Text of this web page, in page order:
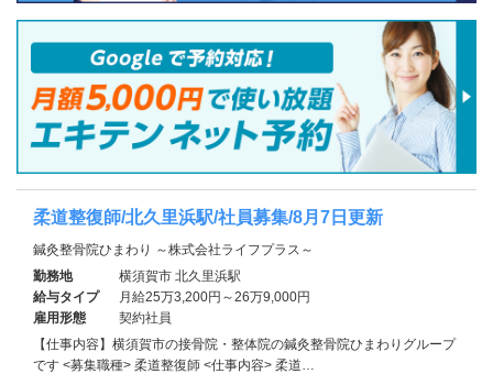
柔道整復師/北久里浜駅/社員募集/8月7日更新
鍼灸整骨院ひまわり ～株式会社ライフプラス～
勤務地
横須賀市 北久里浜駅
給与タイプ
月給25万3,200円～26万9,000円
雇用形態
契約社員
【仕事内容】横須賀市の接骨院・整体院の鍼灸整骨院ひまわりグループ
です <募集職種> 柔道整復師 <仕事内容> 柔道…